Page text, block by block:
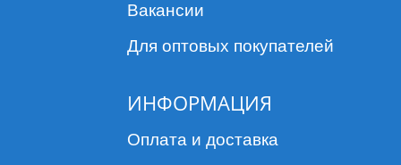
Вакансии
Для оптовых покупателей
ИНФОРМАЦИЯ
Оплата и доставка